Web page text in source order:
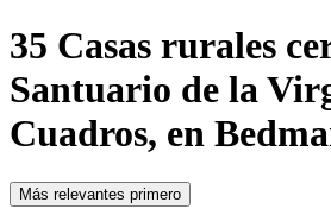
35 Casas rurales
Santuario de la
Cuadros, en
Más relevantes primero